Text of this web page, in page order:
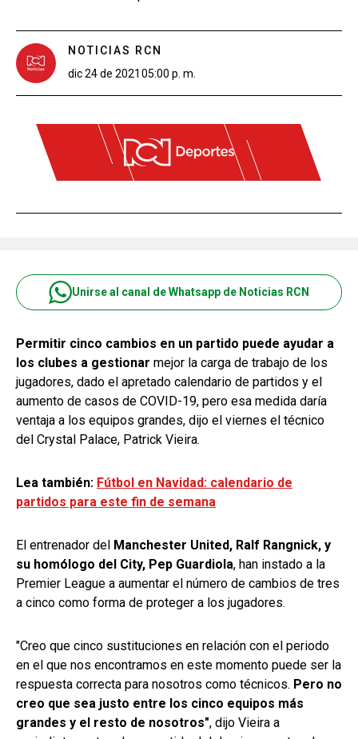
NOTICIAS RCN
dic 24 de 2021 05:00 p. m.
Unirse al canal de Whatsapp de Noticias RCN
Permitir cinco cambios en un partido puede ayudar a
los clubes a gestionar mejor la carga de trabajo de los
jugadores, dado el apretado calendario de partidos y el
aumento de casos de COVID-19, pero esa medida daría
ventaja a los equipos grandes, dijo el viernes el técnico
del Crystal Palace, Patrick Vieira.
Lea también: Fútbol en Navidad: calendario de
partidos para este fin de semana
El entrenador del Manchester United, Ralf Rangnick, y
su homólogo del City, Pep Guardiola, han instado a la
Premier League a aumentar el número de cambios de tres
a cinco como forma de proteger a los jugadores.
"Creo que cinco sustituciones en relación con el periodo
en el que nos encontramos en este momento puede ser la
respuesta correcta para nosotros como técnicos. Pero no
creo que sea justo entre los cinco equipos más
grandes y el resto de nosotros", dijo Vieira a